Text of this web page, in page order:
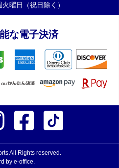
火曜日（祝日除く）
な電子決済
All Rights reserved.
by e-office.